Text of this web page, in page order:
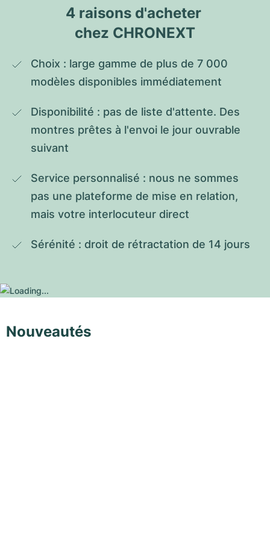
4 raisons d'acheter
chez CHRONEXT
Choix : large gamme de plus de 7 000
modèles disponibles immédiatement
Disponibilité : pas de liste d'attente. Des
montres prêtes à l'envoi le jour ouvrable
suivant
Service personnalisé : nous ne sommes
pas une plateforme de mise en relation,
mais votre interlocuteur direct
Sérénité : droit de rétractation de 14 jours
Nouveautés